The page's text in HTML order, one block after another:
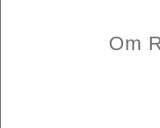
Om